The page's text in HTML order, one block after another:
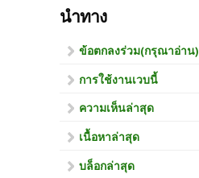
นำทาง
ข้อตกลงร่วม(กรุณาอ่าน)
การใช้งานเวบนี้
ความเห็นล่าสุด
เนื้อหาล่าสุด
บล็อกล่าสุด